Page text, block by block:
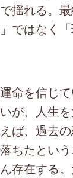
揺れる。
ではなく
命を信じ
が、人生
ば、過去
ちたとい
存在する